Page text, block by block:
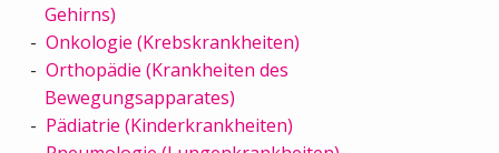
Gehirns)
Onkologie (Krebskrankheiten)
Orthopädie (Krankheiten des
Bewegungsapparates)
Pädiatrie (Kinderkrankheiten)